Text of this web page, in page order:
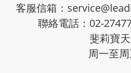
客服信箱：
聯絡電話：02-
斐莉寶天然
周一至周五